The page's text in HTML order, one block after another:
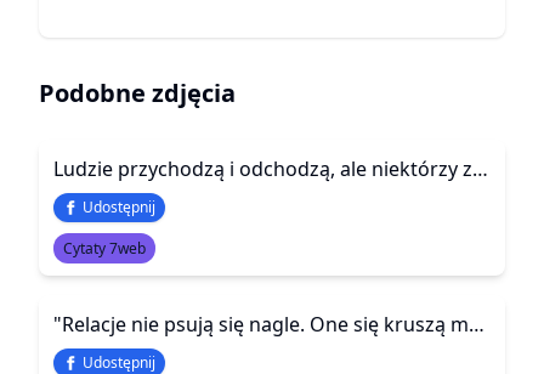
Podobne zdjęcia
Ludzie przychodzą i odchodzą, ale niektórzy zostają w myślach na zawsze. Nie przez to, co powiedzieli, ale przez to, jak się przy nich czułam
Udostępnij
Cytaty 7web
"Relacje nie psują się nagle. One się kruszą małymi odłamkami, których nikt nie chce posprzątać"
Udostępnij